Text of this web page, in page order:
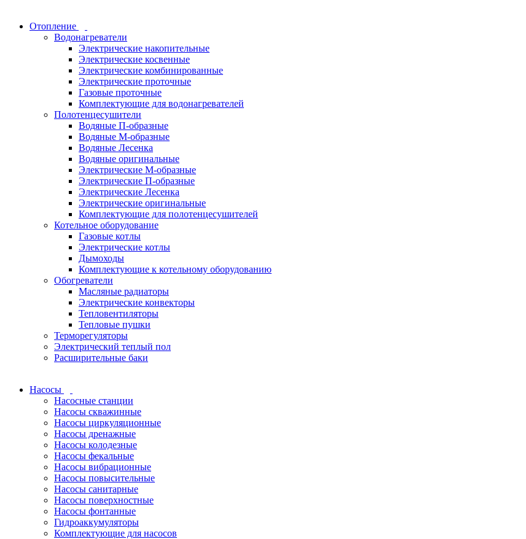
Отопление
Водонагреватели
Электрические накопительные
Электрические косвенные
Электрические комбинированные
Электрические проточные
Газовые проточные
Комплектующие для водонагревателей
Полотенцесушители
Водяные П-образные
Водяные М-образные
Водяные Лесенка
Водяные оригинальные
Электрические М-образные
Электрические П-образные
Электрические Лесенка
Электрические оригинальные
Комплектующие для полотенцесушителей
Котельное оборудование
Газовые котлы
Электрические котлы
Дымоходы
Комплектующие к котельному оборудованию
Обогреватели
Масляные радиаторы
Электрические конвекторы
Тепловентиляторы
Тепловые пушки
Терморегуляторы
Электрический теплый пол
Расширительные баки
Насосы
Насосные станции
Насосы скважинные
Насосы циркуляционные
Насосы дренажные
Насосы колодезные
Насосы фекальные
Насосы вибрационные
Насосы повысительные
Насосы санитарные
Насосы поверхностные
Насосы фонтанные
Гидроаккумуляторы
Комплектующие для насосов